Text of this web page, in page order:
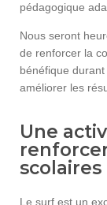
pédagogique
Nous seront
de renforcer la
bénéfique
améliorer les
Une
scolaires
Le surf est un